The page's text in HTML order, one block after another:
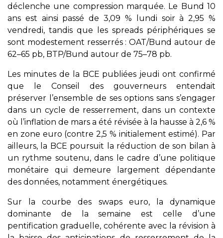
déclenche une compression marquée. Le Bund 10
ans est ainsi passé de 3,09 % lundi soir à 2,95 %
vendredi, tandis que les spreads périphériques se
sont modestement resserrés : OAT/Bund autour de
62–65 pb, BTP/Bund autour de 75–78 pb.
Les minutes de la BCE publiées jeudi ont confirmé
que le Conseil des gouverneurs entendait
préserver l’ensemble de ses options sans s’engager
dans un cycle de resserrement, dans un contexte
où l’inflation de mars a été révisée à la hausse à 2,6 %
en zone euro (contre 2,5 % initialement estimé). Par
ailleurs, la BCE poursuit la réduction de son bilan à
un rythme soutenu, dans le cadre d’une politique
monétaire qui demeure largement dépendante
des données, notamment énergétiques.
Sur la courbe des swaps euro, la dynamique
dominante de la semaine est celle d’une
pentification graduelle, cohérente avec la révision à